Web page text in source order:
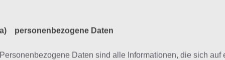
a) personenbezogene Daten
Personenbezogene Daten sind alle Informationen, die sich auf